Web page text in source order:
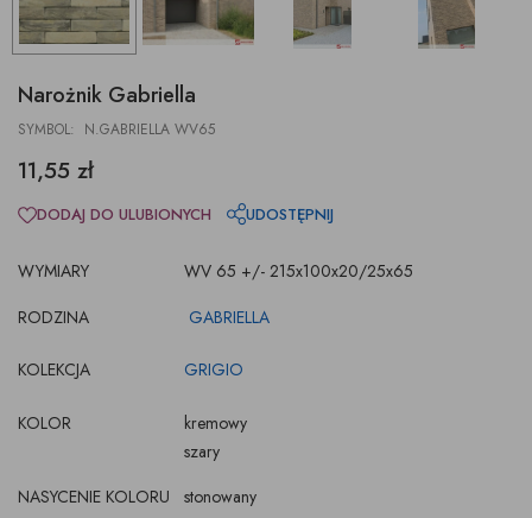
Narożnik Gabriella
SYMBOL: N.GABRIELLA WV65
11,55 zł
WYMIARY
WV 65 +/- 215x100x20/25x65
RODZINA
GABRIELLA
KOLEKCJA GRIGIO
KOLOR
kremowy
szary
NASYCENIE KOLORU
stonowany
DODAJ DO ULUBIONYCH UDOSTĘPNIJ